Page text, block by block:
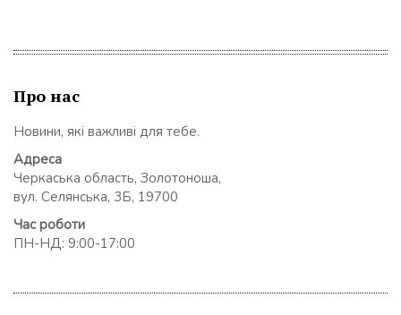
Про нас
Новини, які важливі для тебе.
Адреса
Черкаська область, Золотоноша,
вул. Селянська, 3Б, 19700
Час роботи
ПН-НД: 9:00-17:00